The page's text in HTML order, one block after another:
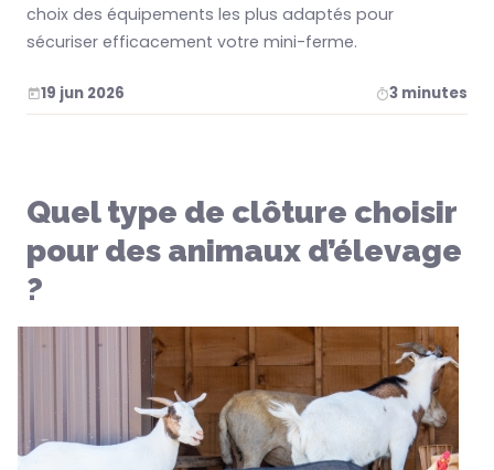
choix des équipements les plus adaptés pour
sécuriser efficacement votre mini-ferme.
19 jun 2026 3 minutes
Quel type de clôture choisir
pour des animaux d’élevage
?